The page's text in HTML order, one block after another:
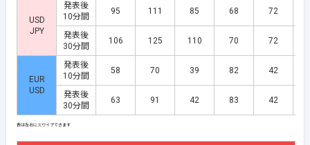
USD
JPY
発表後
10分間
95 111 85 68 72
発表後
30分間
106 125 110 70 72
EUR
USD
発表後
10分間
58 70 39 82 42
発表後
30分間
63 91 42 83 42